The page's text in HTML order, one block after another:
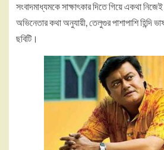
সংবাদমাধ্যমকে সাক্ষাৎকার দিতে গিয়ে একথা
অভিনেতার কথা অনুযায়ী, তেলুগুর পাশাপাশি হিন্দি
ছবিটি।